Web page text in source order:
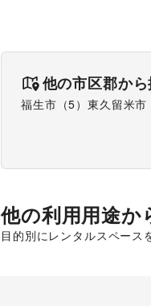
他の市区郡か
福生市 （5）東久留米市
他の利用用途か
目的別にレンタルスペース